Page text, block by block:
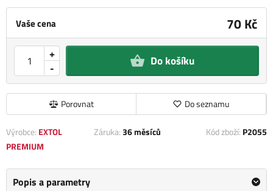
Vaše cena 70 Kč
-
+ Do košíku
Porovnat Do seznamu
Výrobce: EXTOL
PREMIUM
Záruka:36 měsíců Kód zboží: P2055
Popis a parametry